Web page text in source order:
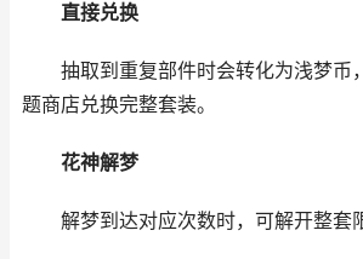
直接兑换
抽取到重复部件时会转化为浅梦币
题商店兑换完整套装。
花神解梦
解梦到达对应次数时，可解开整套限